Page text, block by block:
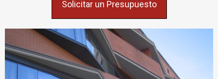
Solicitar un Presupuesto